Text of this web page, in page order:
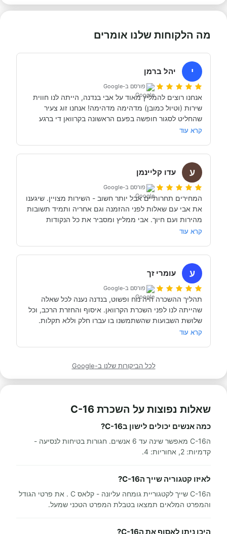
מה הלקוחות שלנו אומרים
י יהל ברמן
פורסם ב-Google
היה זמין לכל שאלה, לפני ובמהלך השהות שלנו (וכמעט ולא
השכרנו את הקרוואן בדורטמונד, בגרמניה- קיבלנו את האוטו
תודה אבי!
קרא עוד
ע עדו קליינמן
פורסם ב-Google
קרא עוד
ע עומרי זך
פורסם ב-Google
מאוד מומלץ לכל מי שרוצה לעשות חופשה בקרוואן.
קרא עוד
לכל הביקורות שלנו ב-Google
שאלות נפוצות על השכרת C-16
כמה אנשים יכולים לישון בC-16?
הC-16 מאפשר שינה עד 6 אנשים. חגורות בטיחות לנסיעה -
קדמיות: 2, אחוריות: 4.
לאיזו קטגוריה שייך הC-16?
הC-16 שייך לקטגוריית גומחה עליונה - קלאס C . את פרטי הגודל
והמפרט המלאים תמצאו בטבלת המפרט הטכני שמעל.
היכן ניתן לאסוף את הC-16?